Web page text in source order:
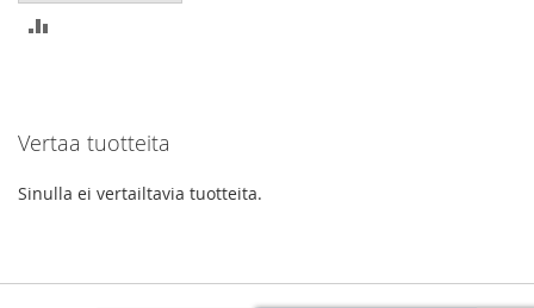
Vertaa tuotteita
Sinulla ei vertailtavia tuotteita.